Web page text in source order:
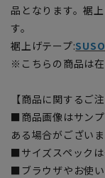
品となります。裾
す。
裾上げテープ:
※こちらの商品は在
【商品に関するご注
■商品画像はサン
ある場合がござい
■サイズスペックは
■ブラウザやお使